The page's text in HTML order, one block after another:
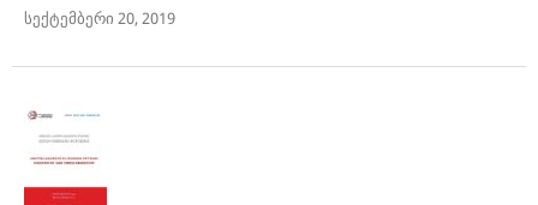
სექტემბერი 20, 2019